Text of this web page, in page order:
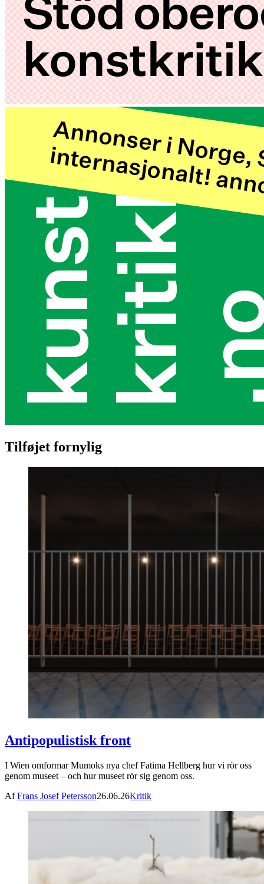
Tilføjet fornylig
Antipopulistisk front
I Wien omformar Mumoks nya chef Fatima Hellberg hur vi rör oss
genom museet – och hur museet rör sig genom oss.
AfFrans Josef Petersson26.06.26Kritik